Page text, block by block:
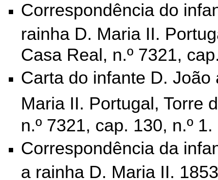
Correspondência do
rainha D. Maria II.
Casa Real, n.º 7321,
Carta do infante D.
Maria II.
Portugal, Torre
n.º 7321, cap. 130, n.º 1.
Correspondência da
a rainha D. Maria II.